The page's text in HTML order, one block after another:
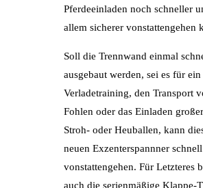
Pferdeeinladen noch schneller
allem sicherer vonstattengehen
Soll die Trennwand einmal
ausgebaut werden, sei es für ein
Verladetraining, den Transport
Fohlen oder das Einladen
Stroh- oder Heuballen, kann
neuen Exzenterspannner schnell
vonstattengehen. Für Letzteres
auch die serienmäßige Klappe-